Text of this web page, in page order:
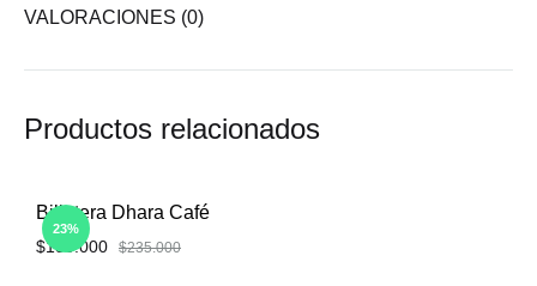
VALORACIONES (0)
Productos relacionados
23%
Billetera Dhara Café
$180.000 $235.000